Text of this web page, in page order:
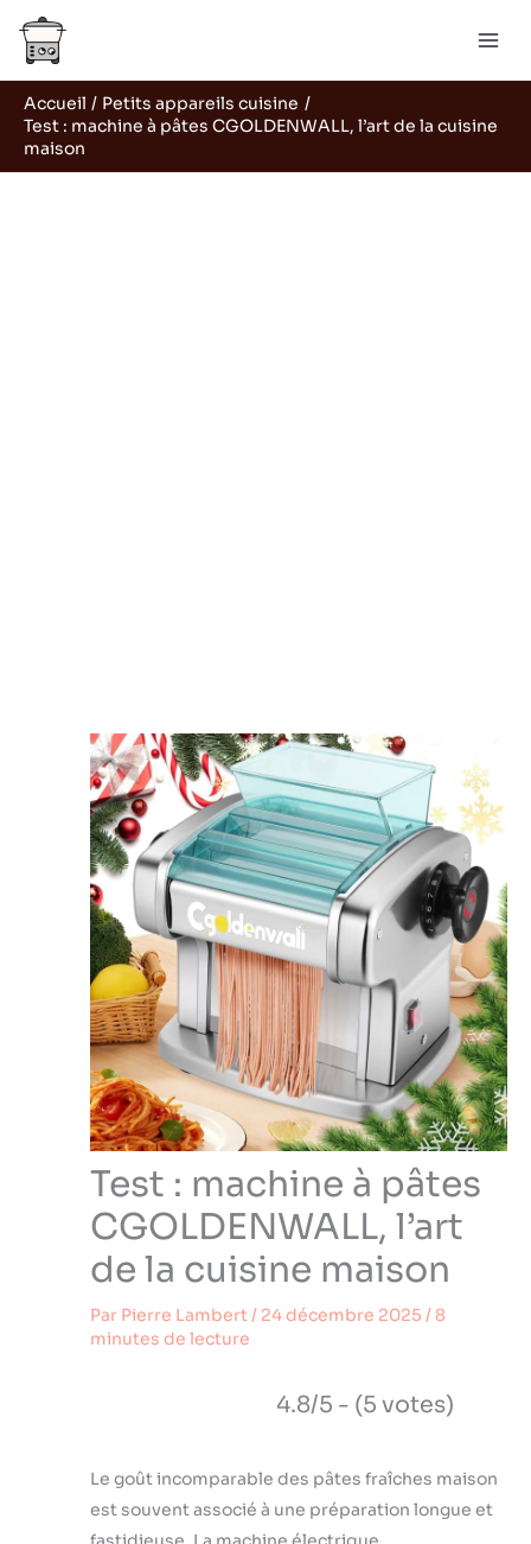
Aller
contenu
Accueil
Petits appareils cuisine
Test : machine à pâtes CGOLDENWALL, l’art de la cuisine
maison
Test : machine à pâtes
CGOLDENWALL, l’art
de la cuisine maison
Par Pierre Lambert/ 24 décembre 2025 /8
minutes de lecture
4.8/5 - (5 votes)
Le goût incomparable des pâtes fraîches maison
est souvent associé à une préparation longue et
Rechercher